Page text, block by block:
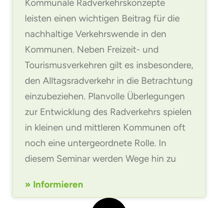
Kommunale Radverkehrskonzepte
leisten einen wichtigen Beitrag für die
nachhaltige Verkehrswende in den
Kommunen. Neben Freizeit- und
Tourismusverkehren gilt es insbesondere,
den Alltagsradverkehr in die Betrachtung
einzubeziehen. Planvolle Überlegungen
zur Entwicklung des Radverkehrs spielen
in kleinen und mittleren Kommunen oft
noch eine untergeordnete Rolle. In
diesem Seminar werden Wege hin zu
» Informieren